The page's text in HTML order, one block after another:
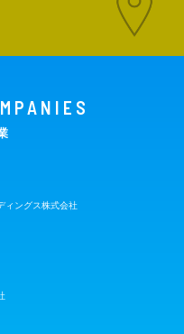
ィングス株式会社